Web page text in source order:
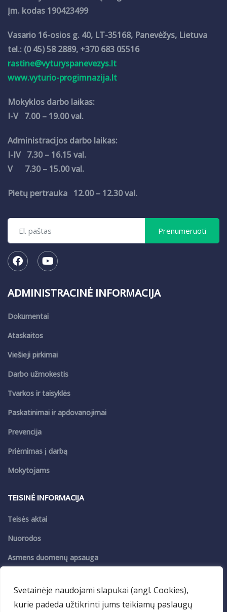
Svetainėje naudojami slapukai (angl. Cookies),
kurie padeda užtikrinti jums teikiamų paslaugų
Įm. kodas 190423499
Vasario 16-osios g. 40, LT-35168, Panevėžys, Lietuva
tel.: (0 45) 58 2889, +370 683 05516
rastine@vyturyspanevezys.lt
www.vyturio-progimnazija.lt
Mokyklos darbo laikas:
I-V 7.00 – 19.00 val.
Administracijos darbo laikas:
I-IV 7.30 – 16.15 val.
V 7.30 – 15.00 val.
Pietų pertrauka 12.00 – 12.30 val.
ADMINISTRACINĖ INFORMACIJA
Dokumentai
Ataskaitos
Viešieji pirkimai
Darbo užmokestis
Tvarkos ir taisyklės
Paskatinimai ir apdovanojimai
Prevencija
Priėmimas į darbą
Mokytojams
TEISINĖ INFORMACIJA
Teisės aktai
Nuorodos
Asmens duomenų apsauga
PASLAUGOS